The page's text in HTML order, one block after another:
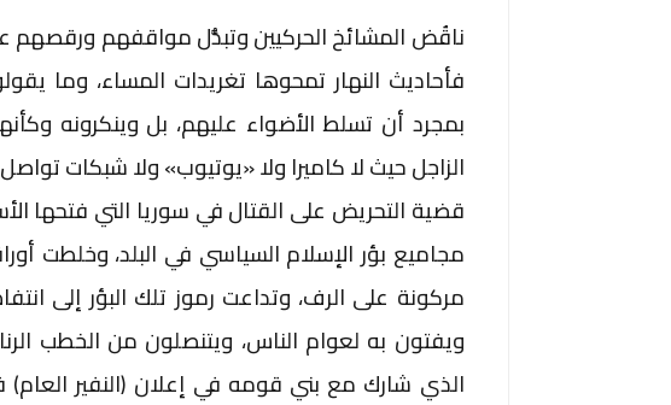
ناقُض المشائخ الحركيين وتبدُّل مواقفهم ورقصهم
فأحاديث النهار تمحوها تغريدات المساء، وما
بمجرد أن تسلط الأضواء عليهم، بل وينكرونه
الزاجل حيث لا كاميرا ولا «يوتيوب» ولا شبكات
قضية التحريض على القتال في سوريا التي فتحها
مجاميع بؤر الإسلام السياسي في البلد، وخلطت
مركونة على الرف، وتداعت رموز تلك البؤر إلى
ويفتون به لعوام الناس، ويتنصلون من الخطب
الذي شارك مع بني قومه في إعلان (النفير العام)